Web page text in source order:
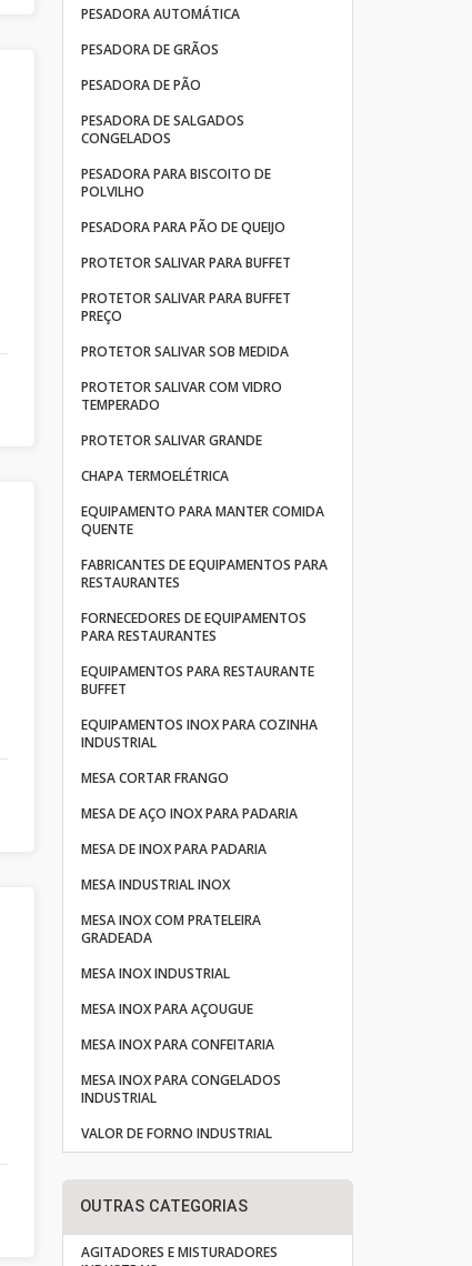
PESADORA AUTOMÁTICA
PESADORA DE GRÃOS
PESADORA DE PÃO
PESADORA DE SALGADOS
CONGELADOS
PESADORA PARA BISCOITO DE
POLVILHO
PESADORA PARA PÃO DE QUEIJO
PROTETOR SALIVAR PARA BUFFET
PROTETOR SALIVAR PARA BUFFET
PREÇO
PROTETOR SALIVAR SOB MEDIDA
PROTETOR SALIVAR COM VIDRO
TEMPERADO
PROTETOR SALIVAR GRANDE
CHAPA TERMOELÉTRICA
EQUIPAMENTO PARA MANTER COMIDA
QUENTE
FABRICANTES DE EQUIPAMENTOS PARA
RESTAURANTES
FORNECEDORES DE EQUIPAMENTOS
PARA RESTAURANTES
EQUIPAMENTOS PARA RESTAURANTE
BUFFET
EQUIPAMENTOS INOX PARA COZINHA
INDUSTRIAL
MESA CORTAR FRANGO
MESA DE AÇO INOX PARA PADARIA
MESA DE INOX PARA PADARIA
MESA INDUSTRIAL INOX
MESA INOX COM PRATELEIRA
GRADEADA
MESA INOX INDUSTRIAL
MESA INOX PARA AÇOUGUE
MESA INOX PARA CONFEITARIA
MESA INOX PARA CONGELADOS
INDUSTRIAL
VALOR DE FORNO INDUSTRIAL
OUTRAS CATEGORIAS
AGITADORES E MISTURADORES